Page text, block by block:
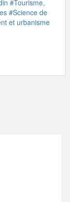
#Tourisme,
#Science de
et urbanisme